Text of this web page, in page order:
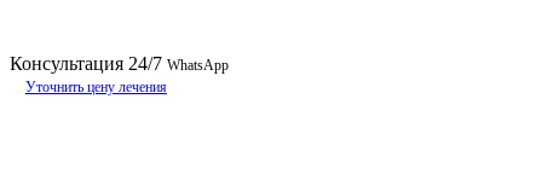
Консультация 24/7 WhatsApp
Уточнить цену лечения